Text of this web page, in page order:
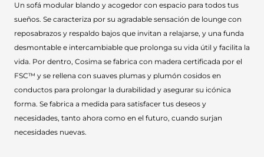
Un sofá modular blando y acogedor con espacio para todos tus
sueños. Se caracteriza por su agradable sensación de lounge con
reposabrazos y respaldo bajos que invitan a relajarse, y una funda
desmontable e intercambiable que prolonga su vida útil y facilita la
vida. Por dentro, Cosima se fabrica con madera certificada por el
FSC™ y se rellena con suaves plumas y plumón cosidos en
conductos para prolongar la durabilidad y asegurar su icónica
forma. Se fabrica a medida para satisfacer tus deseos y
necesidades, tanto ahora como en el futuro, cuando surjan
necesidades nuevas.